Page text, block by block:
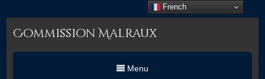
Commission Malraux
Menu
French